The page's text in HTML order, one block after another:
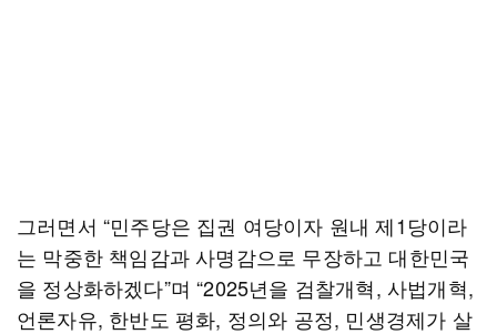
그러면서 “민주당은 집권 여당이자 원내 제1당이라
는 막중한 책임감과 사명감으로 무장하고 대한민국
을 정상화하겠다”며 “2025년을 검찰개혁, 사법개혁,
언론자유, 한반도 평화, 정의와 공정, 민생경제가 살